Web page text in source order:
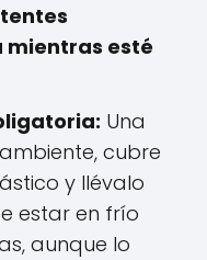
esté
Una
cubre
y llévalo
estar en frío
aunque lo